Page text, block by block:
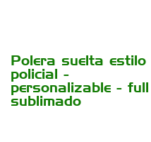
Polera suelta estilo
policial -
personalizable - full
sublimado